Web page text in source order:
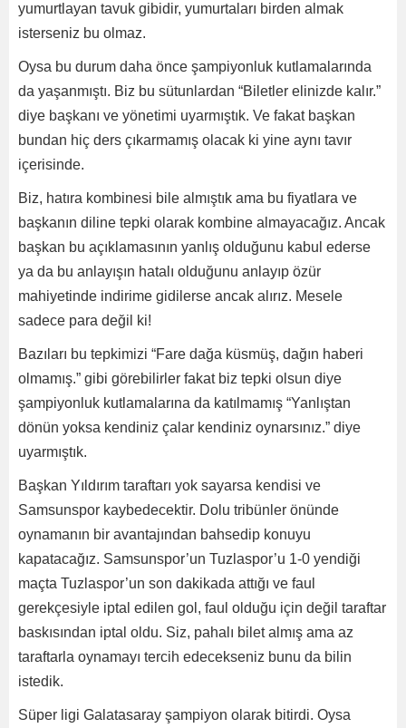
yumurtlayan tavuk gibidir, yumurtaları birden almak
isterseniz bu olmaz.
Oysa bu durum daha önce şampiyonluk kutlamalarında
da yaşanmıştı. Biz bu sütunlardan “Biletler elinizde kalır.”
diye başkanı ve yönetimi uyarmıştık. Ve fakat başkan
bundan hiç ders çıkarmamış olacak ki yine aynı tavır
içerisinde.
Biz, hatıra kombinesi bile almıştık ama bu fiyatlara ve
başkanın diline tepki olarak kombine almayacağız. Ancak
başkan bu açıklamasının yanlış olduğunu kabul ederse
ya da bu anlayışın hatalı olduğunu anlayıp özür
mahiyetinde indirime gidilerse ancak alırız. Mesele
sadece para değil ki!
Bazıları bu tepkimizi “Fare dağa küsmüş, dağın haberi
olmamış.” gibi görebilirler fakat biz tepki olsun diye
şampiyonluk kutlamalarına da katılmamış “Yanlıştan
dönün yoksa kendiniz çalar kendiniz oynarsınız.” diye
uyarmıştık.
Başkan Yıldırım taraftarı yok sayarsa kendisi ve
Samsunspor kaybedecektir. Dolu tribünler önünde
oynamanın bir avantajından bahsedip konuyu
kapatacağız. Samsunspor’un Tuzlaspor’u 1-0 yendiği
maçta Tuzlaspor’un son dakikada attığı ve faul
gerekçesiyle iptal edilen gol, faul olduğu için değil taraftar
baskısından iptal oldu. Siz, pahalı bilet almış ama az
taraftarla oynamayı tercih edecekseniz bunu da bilin
istedik.
Süper ligi Galatasaray şampiyon olarak bitirdi. Oysa